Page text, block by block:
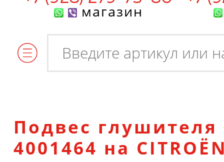
магазин
Подвес глушителя
4001464 на